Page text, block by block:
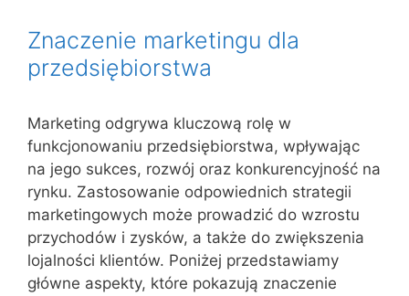
Znaczenie marketingu dla
przedsiębiorstwa
Marketing odgrywa kluczową rolę w
funkcjonowaniu przedsiębiorstwa, wpływając
na jego sukces, rozwój oraz konkurencyjność na
rynku. Zastosowanie odpowiednich strategii
marketingowych może prowadzić do wzrostu
przychodów i zysków, a także do zwiększenia
lojalności klientów. Poniżej przedstawiamy
główne aspekty, które pokazują znaczenie